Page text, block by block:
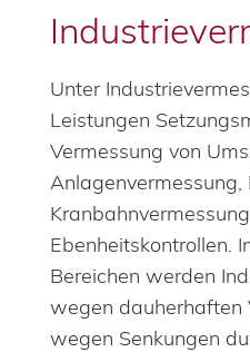
Unter
Leistungen
Vermessung von
Anlagenvermessung,
Ebenheitskontrollen.
Bereichen werden
wegen dauherhaften
wegen Senkungen